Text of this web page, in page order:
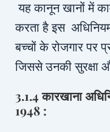
यह कानून खानों में
करता है इस
बच्चों के रोजगार पर
जिससे उनकी सुरक्षा
3.1.4 कारखाना
1948 :